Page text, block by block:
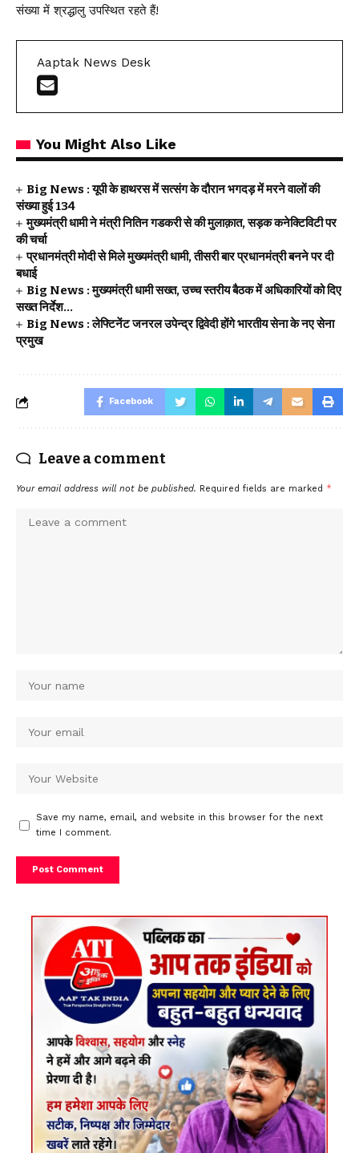
संख्या में श्रद्धालु उपस्थित रहते हैं!
Aaptak News Desk
You Might Also Like
Big News : यूपी के हाथरस में सत्संग के दौरान भगदड़ में मरने वालों की
संख्या हुई 134
मुख्यमंत्री धामी ने मंत्री नितिन गडकरी से की मुलाक़ात, सड़क कनेक्टिविटी पर
की चर्चा
प्रधानमंत्री मोदी से मिले मुख्यमंत्री धामी, तीसरी बार प्रधानमंत्री बनने पर दी
बधाई
Big News : मुख्यमंत्री धामी सख्त, उच्च स्तरीय बैठक में अधिकारियों को दिए
सख्त निर्देश…
Big News : लेफ्टिनेंट जनरल उपेन्द्र द्विवेदी होंगे भारतीय सेना के नए सेना
प्रमुख
Facebook
Leave a comment
Your email address will not be published. Required fields are marked *
Save my name, email, and website in this browser for the next
time I comment.